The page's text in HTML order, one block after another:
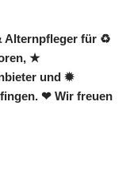
Alternpfleger für ♻
★
und ✹
❤ Wir freuen